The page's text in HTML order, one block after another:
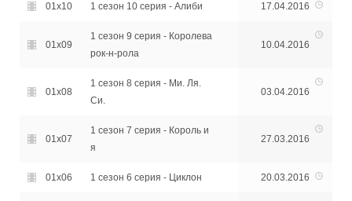
01x10 1 сезон 10 серия - Алиби 17.04.2016
01x09
1 сезон 9 серия - Королева
рок-н-рола
10.04.2016
01x08
1 сезон 8 серия - Ми. Ля.
Си.
03.04.2016
01x07
1 сезон 7 серия - Король и
я
27.03.2016
01x06 1 сезон 6 серия - Циклон 20.03.2016